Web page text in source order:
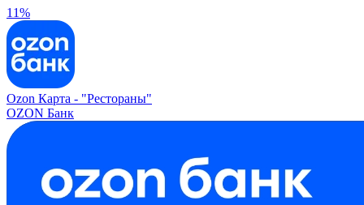
11%
Ozon Карта - "Рестораны"
OZON Банк